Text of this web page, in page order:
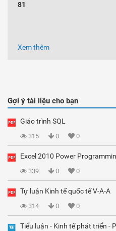
81
Xem thêm
Gợi ý tài liệu cho bạn
Giáo trình SQL
315 0 0
Excel 2010 Power
339 0 0
Tự luận Kinh tế quốc tế V-A-A
314 0 0
Tiểu luận - Kinh tế phát triển -